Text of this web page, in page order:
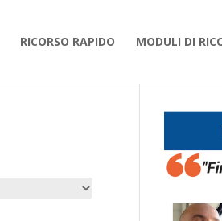
RICORSO RAPIDO MODULI DI